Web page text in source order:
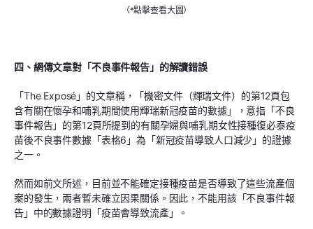
（*點擊查看大圖）
四、網傳文章對「不良事件報告」的解讀錯誤
「The Exposé」的文章稱，「機密文件（輝瑞文件）的第12頁包
含有關在懷孕和哺乳期間使用輝瑞新冠疫苗的數據」，意指「不良
事件報告」的第12頁所提到的有關孕婦與哺乳期女性接種復必泰疫
苗後不良事件數據「表格6」為「新冠疫苗導致人口減少」的證據
之一。
然而如前文所述，目前並不能確定接種疫苗是否導致了這些流產個
案的發生，兩者暫未確立因果關係。因此，不能用該「不良事件報
告」中的數據證明「疫苗會導致流產」。